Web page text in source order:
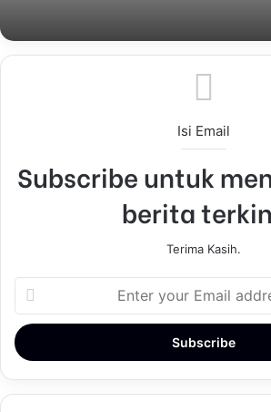
Isi Email
Subscribe untuk
berita
Terima Kasih.
e
y